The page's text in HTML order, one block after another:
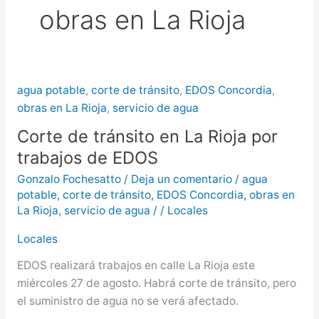
más de $580 millones
puntos de Concordia
obras en La Rioja
agua potable, corte de tránsito, EDOS Concordia,
obras en La Rioja, servicio de agua
Corte de tránsito en La Rioja por
trabajos de EDOS
Gonzalo Fochesatto / Deja un comentario / agua
potable, corte de tránsito, EDOS Concordia, obras en
La Rioja, servicio de agua / / Locales
Locales
EDOS realizará trabajos en calle La Rioja este
miércoles 27 de agosto. Habrá corte de tránsito, pero
el suministro de agua no se verá afectado.